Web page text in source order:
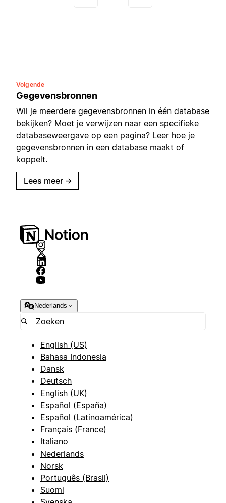
Volgende
Gegevensbronnen
Wil je meerdere gegevensbronnen in één database
bekijken? Moet je verwijzen naar een specifieke
databaseweergave op een pagina? Leer hoe je
gegevensbronnen in een database maakt of
koppelt.
Lees meer →
Nederlands
English (US)
Bahasa Indonesia
Dansk
Deutsch
English (UK)
Español (España)
Español (Latinoamérica)
Français (France)
Italiano
Nederlands
Norsk
Português (Brasil)
Suomi